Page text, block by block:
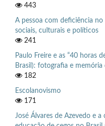
443
A pessoa com deficiência
sociais, culturais e políticos
241
Paulo Freire e as “40 horas
Brasil): fotografia e
182
Escolanovismo
171
José Álvares de Azevedo e